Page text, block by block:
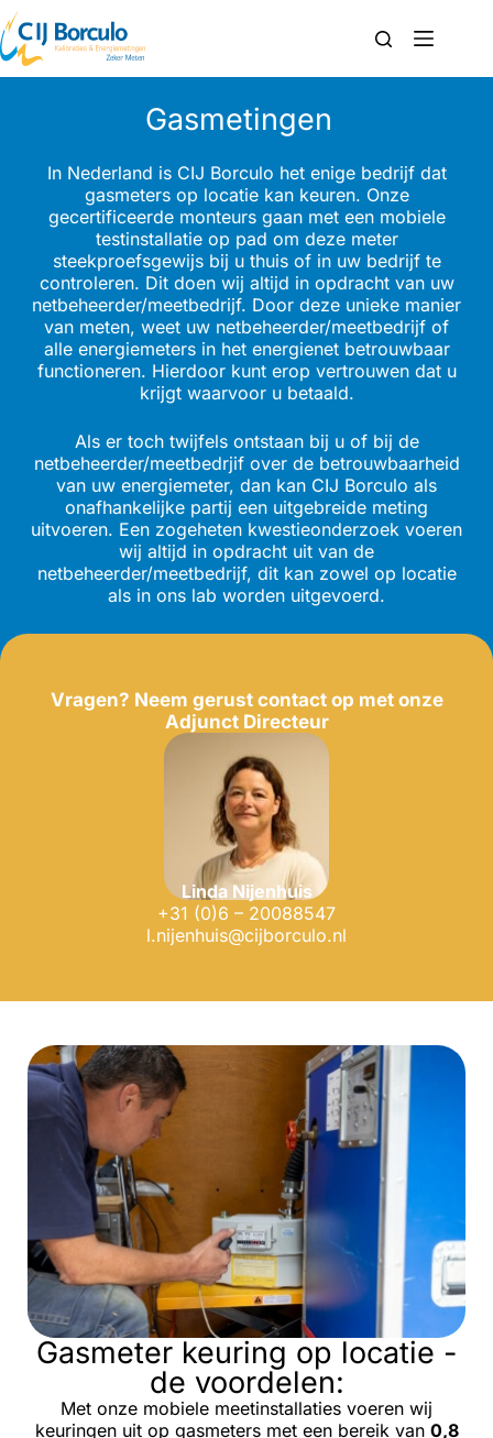
Gasmetingen
In Nederland is CIJ Borculo het enige bedrijf dat
gasmeters op locatie kan keuren. Onze
gecertificeerde monteurs gaan met een mobiele
testinstallatie op pad om deze meter
steekproefsgewijs bij u thuis of in uw bedrijf te
controleren. Dit doen wij altijd in opdracht van uw
netbeheerder/meetbedrijf. Door deze unieke manier
van meten, weet uw netbeheerder/meetbedrijf of
alle energiemeters in het energienet betrouwbaar
functioneren. Hierdoor kunt erop vertrouwen dat u
krijgt waarvoor u betaald.
Als er toch twijfels ontstaan bij u of bij de
netbeheerder/meetbedrjif over de betrouwbaarheid
van uw energiemeter, dan kan CIJ Borculo als
onafhankelijke partij een uitgebreide meting
uitvoeren. Een zogeheten kwestieonderzoek voeren
wij altijd in opdracht uit van de
netbeheerder/meetbedrijf, dit kan zowel op locatie
als in ons lab worden uitgevoerd.
Vragen? Neem gerust contact op met onze
Adjunct Directeur
Linda Nijenhuis
+31 (0)6 – 20088547
l.nijenhuis@cijborculo.nl
Gasmeter keuring op locatie -
de voordelen:
Met onze mobiele meetinstallaties voeren wij
keuringen uit op gasmeters met een bereik van 0,8